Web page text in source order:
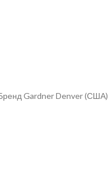
Gardner Denver